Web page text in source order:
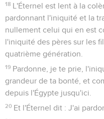
18 L'Éternel est lent à la
pardonnant l'iniquité et la
nullement celui qui en est
l'iniquité des pères sur les
quatrième génération.
19 Pardonne, je te prie,
grandeur de ta bonté, et
depuis l'Égypte jusqu'ici.
20 Et l'Éternel dit : J'ai